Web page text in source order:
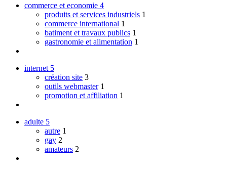
commerce et economie 4
produits et services industriels 1
commerce international 1
batiment et travaux publics 1
gastronomie et alimentation 1
internet 5
création site 3
outils webmaster 1
promotion et affiliation 1
adulte 5
autre 1
gay 2
amateurs 2